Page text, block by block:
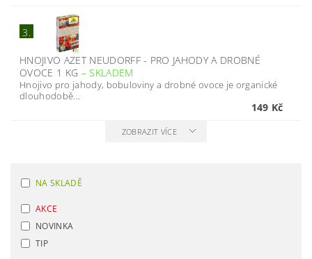
3.
HNOJIVO AZET NEUDORFF - PRO JAHODY A DROBNÉ
OVOCE 1 KG – SKLADEM
Hnojivo pro jahody, bobuloviny a drobné ovoce je organické
dlouhodobě...
149 Kč
ZOBRAZIT VÍCE
NA SKLADĚ
AKCE
NOVINKA
TIP